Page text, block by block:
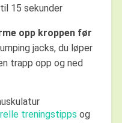
15 sekunder
opp kroppen før
jacks, du løper
trapp opp og ned
treningstipps og